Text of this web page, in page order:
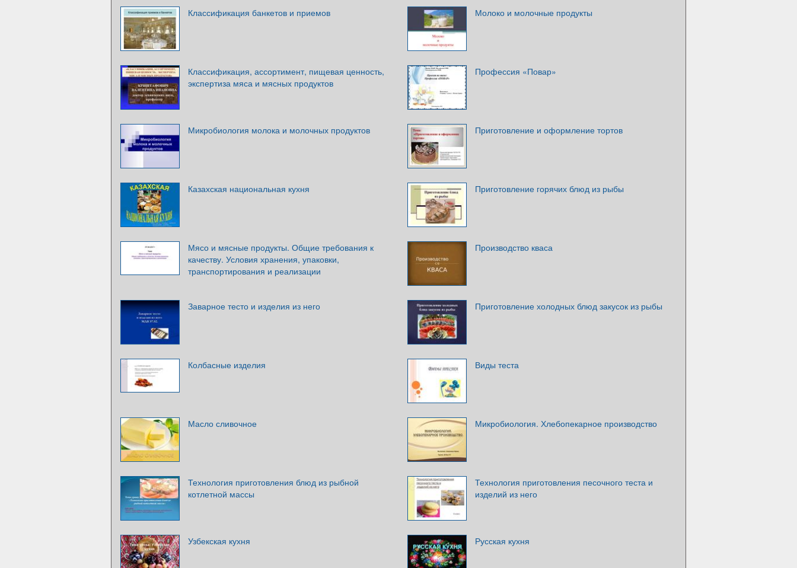
Классификация банкетов и приемов Молоко и молочные продукты
Классификация, ассортимент, пищевая ценность,
экспертиза мяса и мясных продуктов
Профессия «Повар»
Микробиология молока и молочных продуктов Приготовление и оформление тортов
Казахская национальная кухня Приготовление горячих блюд из рыбы
Мясо и мясные продукты. Общие требования к
качеству. Условия хранения, упаковки,
транспортирования и реализации
Производство кваса
Заварное тесто и изделия из него Приготовление холодных блюд закусок из рыбы
Колбасные изделия Виды теста
Масло сливочное Микробиология. Хлебопекарное производство
Технология приготовления блюд из рыбной
котлетной массы
Технология приготовления песочного теста и
изделий из него
Узбекская кухня Русская кухня